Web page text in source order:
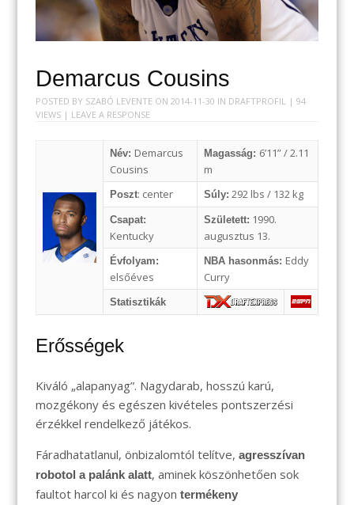
Demarcus Cousins
POSTED BY SZABÓ LEVENTE ON 2014-11-30 IN DRAFTPROFIL| 94
VIEWS | LEAVE A RESPONSE
Név: Demarcus
Cousins
Magasság: 6’11” / 2.11
m
Poszt: center Súly: 292 lbs / 132 kg
Csapat:
Kentucky
Született: 1990.
augusztus 13.
Évfolyam:
elsőéves
NBA hasonmás: Eddy
Curry
Statisztikák
Erősségek
Kiváló „alapanyag”. Nagydarab, hosszú karú,
mozgékony és egészen kivételes pontszerzési
érzékkel rendelkező játékos.
Fáradhatatlanul, önbizalomtól telítve, agresszívan
robotol a palánk alatt, aminek köszönhetően sok
faultot harcol ki és nagyon termékeny